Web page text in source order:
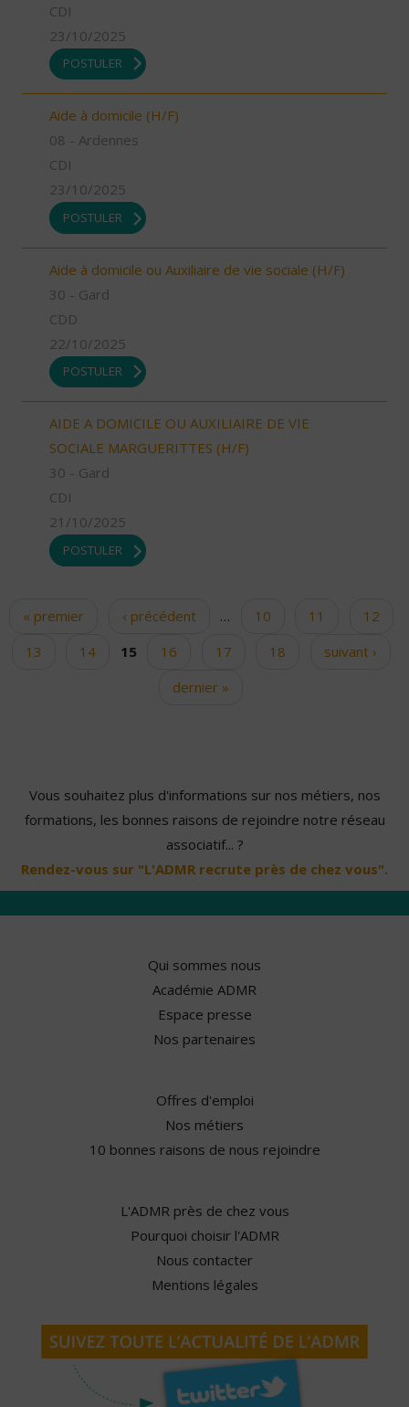
CDI
23/10/2025
POSTULER
Aide à domicile (H/F)
08 - Ardennes
CDI
23/10/2025
POSTULER
Aide à domicile ou Auxiliaire de vie sociale (H/F)
30 - Gard
CDD
22/10/2025
POSTULER
AIDE A DOMICILE OU AUXILIAIRE DE VIE
SOCIALE MARGUERITTES (H/F)
30 - Gard
CDI
21/10/2025
POSTULER
Pages
« premier ‹ précédent … 10 11
12
13
14 15 16 17 18
suivant ›
dernier »
Vous souhaitez plus d'informations sur nos métiers, nos
formations, les bonnes raisons de rejoindre notre réseau
associatif... ?
Rendez-vous sur "L'ADMR recrute près de chez vous".
Qui sommes nous
Académie ADMR
Espace presse
Nos partenaires
Offres d'emploi
Nos métiers
10 bonnes raisons de nous rejoindre
L'ADMR près de chez vous
Pourquoi choisir l'ADMR
Nous contacter
Mentions légales